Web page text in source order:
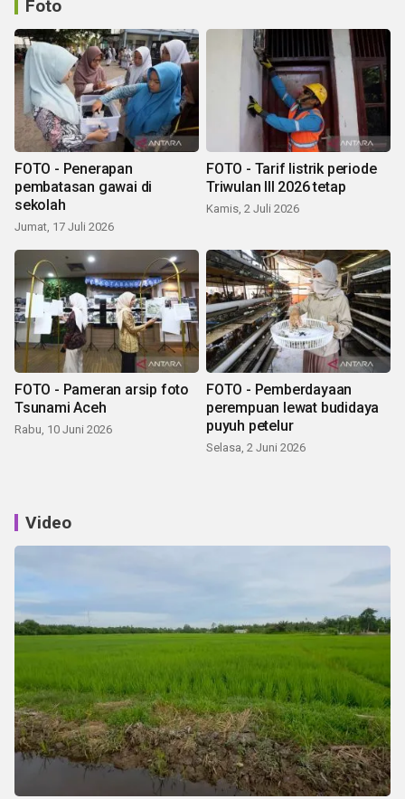
Foto
FOTO - Penerapan
pembatasan gawai di
sekolah
Jumat, 17 Juli 2026
FOTO - Tarif listrik periode
Triwulan III 2026 tetap
Kamis, 2 Juli 2026
FOTO - Pameran arsip foto
Tsunami Aceh
Rabu, 10 Juni 2026
FOTO - Pemberdayaan
perempuan lewat budidaya
puyuh petelur
Selasa, 2 Juni 2026
Video